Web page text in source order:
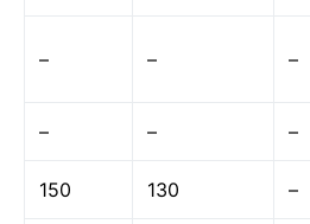
– – –
– – –
150 130 –